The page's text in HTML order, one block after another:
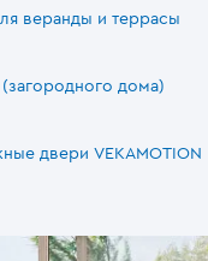
веранды и террасы
дома)
двери VEKAMOTION